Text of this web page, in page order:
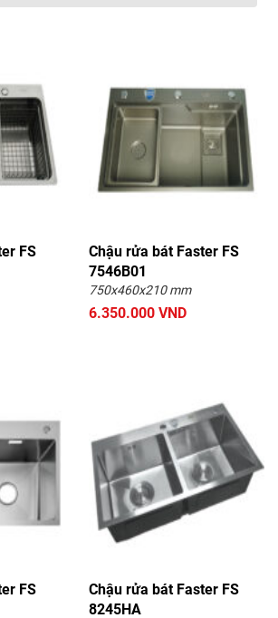
Chậu rửa bát Kohler
Chậu rửa bát Faster
Á Rossi Chậu rửa bát Gorlde
Chậu rửa bát Picenza
Chậu rửa bát HENRY
Standard
FS
Chậu rửa bát Faster FS
7546B01
750x460x210 mm
6.350.000 VND
FS
Chậu rửa bát Faster FS
8245HA